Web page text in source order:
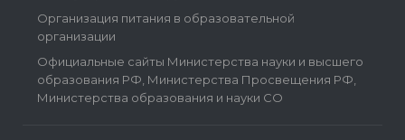
Организация питания в образовательной
организации
Официальные сайты Министерства науки и высшего
образования РФ, Министерства Просвещения РФ,
Министерства образования и науки СО